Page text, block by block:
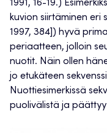
1991, 16-19.)
kuvion siirtäminen eri
1997, 384]) hyvä
periaatteen, jolloin
nuotit. Näin ollen
jo etukäteen
Nuottiesimerkissä
puolivälistä ja